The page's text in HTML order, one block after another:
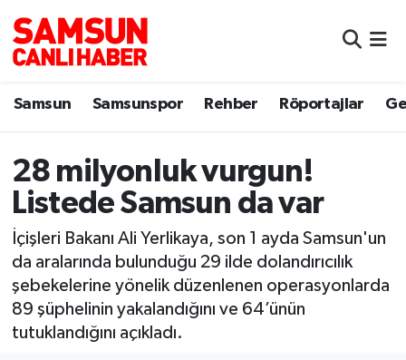
Samsun Samsunspor Rehber Röportajlar
28 milyonluk vurgun!
Listede Samsun da var
İçişleri Bakanı Ali Yerlikaya, son 1 ayda Samsun'un
da aralarında bulunduğu 29 ilde dolandırıcılık
şebekelerine yönelik düzenlenen operasyonlarda
89 şüphelinin yakalandığını ve 64’ünün
tutuklandığını açıkladı.
Samsun
Sokak Röportajları
Genel
Dünya
Eğitim
Sağlık
Samsun Nöbetçi Eczaneler
Samsun Hava Durumu
Samsun Namaz Vakitleri
Samsun Trafik Yoğunluk Haritası
Süper Lig Puan Durumu ve Fikstür
Tüm Manşetler
Son Dakika Haberleri